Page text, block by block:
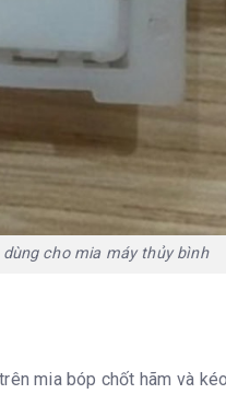
cho mia máy thủy bình
mia bóp chốt hãm và